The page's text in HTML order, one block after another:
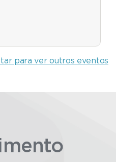
para ver outros eventos